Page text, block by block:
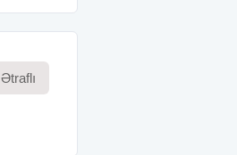
Ətraflı